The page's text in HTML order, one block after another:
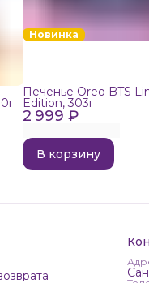
Новинка
2 999 ₽
Печенье Oreo BTS
Edition, 303г
В корзину